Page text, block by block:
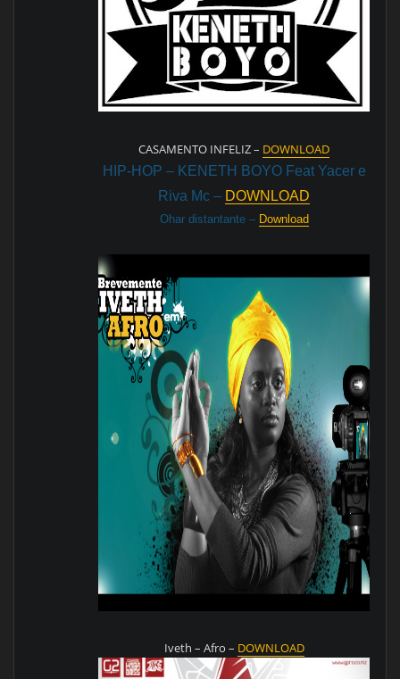
CASAMENTO INFELIZ – DOWNLOAD
HIP-HOP – KENETH BOYO Feat Yacer e
Riva Mc – DOWNLOAD
Ohar distantante – Download
Iveth – Afro – DOWNLOAD